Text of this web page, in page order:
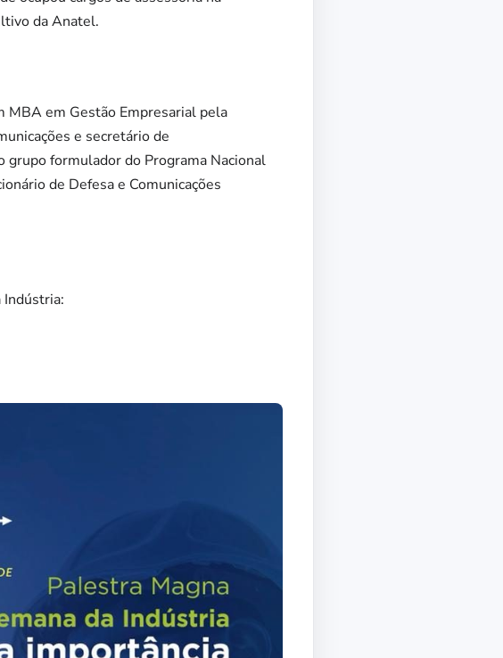
da Anatel.
MBA em Gestão Empresarial pela
e secretário de
formulador do Programa Nacional
de Defesa e Comunicações
Indústria: